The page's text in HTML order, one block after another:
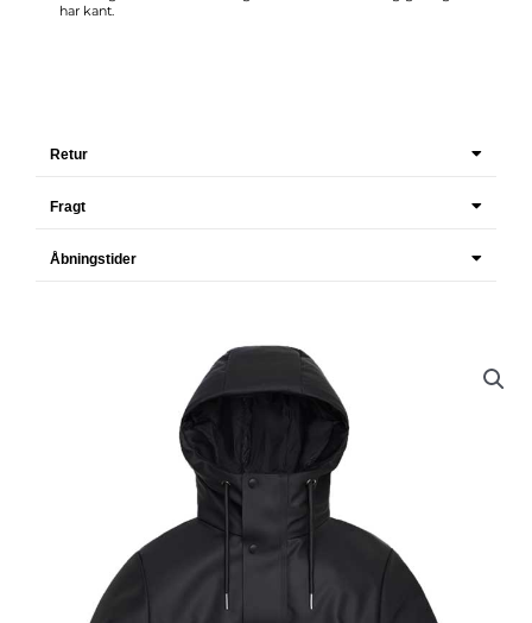
har kant.
Retur
Fragt
Åbningstider